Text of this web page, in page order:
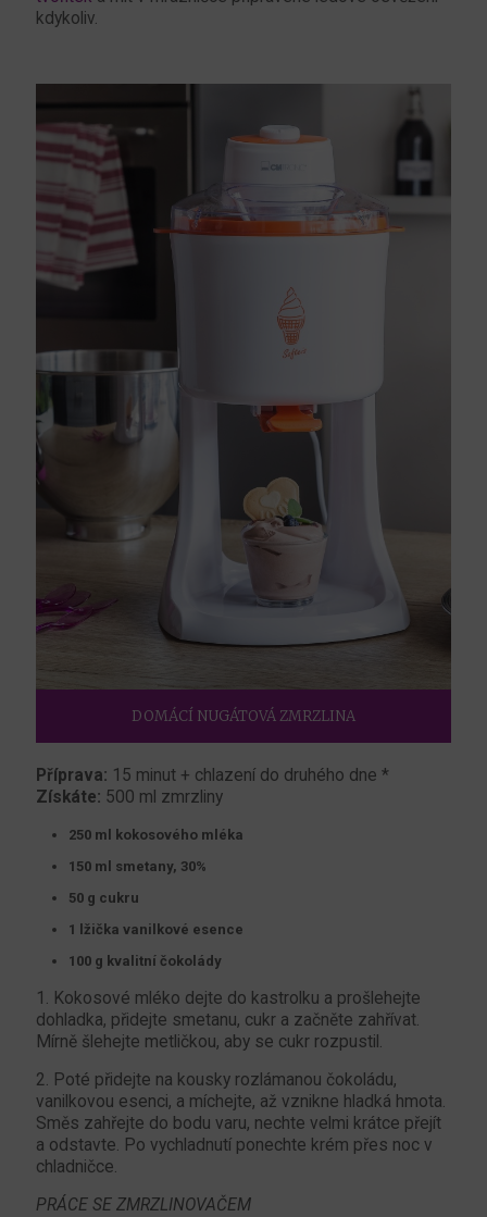
kdykoliv.
DOMÁCÍ NUGÁTOVÁ ZMRZLINA
Příprava: 15 minut + chlazení do druhého dne *
Získáte: 500 ml zmrzliny
250 ml kokosového mléka
150 ml smetany, 30%
50 g cukru
1 lžička vanilkové esence
100 g kvalitní čokolády
1. Kokosové mléko dejte do kastrolku a prošlehejte
dohladka, přidejte smetanu, cukr a začněte zahřívat.
Mírně šlehejte metličkou, aby se cukr rozpustil.
2. Poté přidejte na kousky rozlámanou čokoládu,
vanilkovou esenci, a míchejte, až vznikne hladká hmota.
Směs zahřejte do bodu varu, nechte velmi krátce přejít
a odstavte. Po vychladnutí ponechte krém přes noc v
chladničce.
PRÁCE SE ZMRZLINOVAČEM